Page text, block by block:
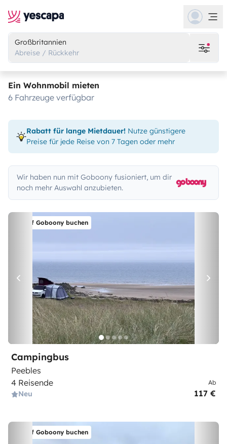
Großbritannien
Abreise / Rückkehr
Ein Wohnmobil mieten
6 Fahrzeuge verfügbar
Rabatt für lange Mietdauer! Nutze günstigere
Preise für jede Reise von 7 Tagen oder mehr
Wir haben nun mit Goboony fusioniert, um dir
noch mehr Auswahl anzubieten.
Auf Goboony buchen
Campingbus
Peebles
4 Reisende
Neu
Ab
117 €
Auf Goboony buchen